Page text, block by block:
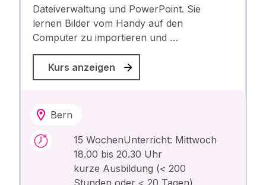
Dateiverwaltung und PowerPoint. Sie
lernen Bilder vom Handy auf den
Computer zu importieren und …
Kurs anzeigen
Bern
15 WochenUnterricht: Mittwoch
18.00 bis 20.30 Uhr
kurze Ausbildung (< 200